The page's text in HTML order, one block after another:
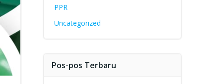
PPR
Uncategorized
Pos-pos Terbaru